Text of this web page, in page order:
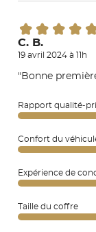
C. B.
19 avril 2024 à 11h
"Bonne
Rapport qualité-
Confort du
Expérience de
Taille du coffre